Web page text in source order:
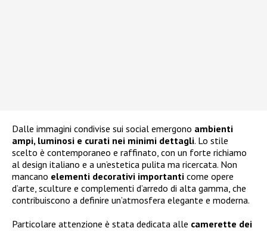
Dalle immagini condivise sui social emergono ambienti
ampi, luminosi e curati nei minimi dettagli. Lo stile
scelto è contemporaneo e raffinato, con un forte richiamo
al design italiano e a un’estetica pulita ma ricercata. Non
mancano elementi decorativi importanti come opere
d’arte, sculture e complementi d’arredo di alta gamma, che
contribuiscono a definire un’atmosfera elegante e moderna.
Particolare attenzione è stata dedicata alle camerette dei